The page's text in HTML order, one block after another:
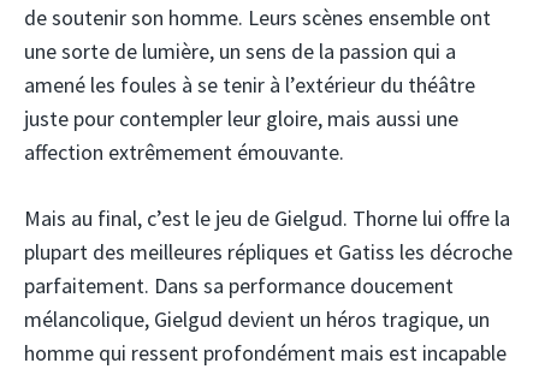
de soutenir son homme. Leurs scènes ensemble ont
une sorte de lumière, un sens de la passion qui a
amené les foules à se tenir à l’extérieur du théâtre
juste pour contempler leur gloire, mais aussi une
affection extrêmement émouvante.
Mais au final, c’est le jeu de Gielgud. Thorne lui offre la
plupart des meilleures répliques et Gatiss les décroche
parfaitement. Dans sa performance doucement
mélancolique, Gielgud devient un héros tragique, un
homme qui ressent profondément mais est incapable